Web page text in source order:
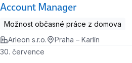
Account Manager
Možnost občasné práce z domova
Arleon s.r.o.
Praha – Karlín
30. července